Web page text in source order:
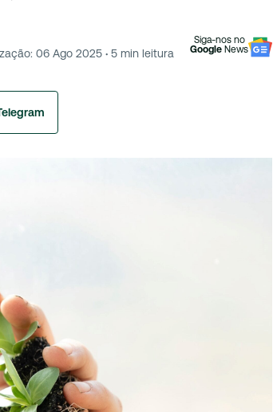
06 Ago 2025 · 5 min leitura
Siga-nos no
Google News